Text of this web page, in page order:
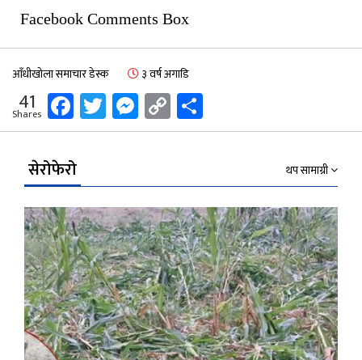
Facebook Comments Box
आँधीखोला समाचार डेस्क ३ वर्ष अगाडि
41
Shares Facebook
Twitter
Messenger
Copy
Link
सेरोफेरो थप सामाग्री